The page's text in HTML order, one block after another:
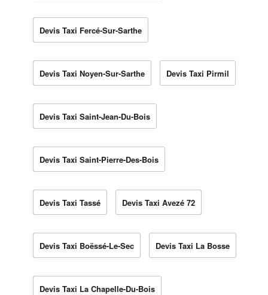
Devis Taxi Fercé-Sur-Sarthe
Devis Taxi Noyen-Sur-Sarthe Devis Taxi Pirmil
Devis Taxi Saint-Jean-Du-Bois
Devis Taxi Saint-Pierre-Des-Bois
Devis Taxi Tassé Devis Taxi Avezé 72
Devis Taxi Boëssé-Le-Sec Devis Taxi La Bosse
Devis Taxi La Chapelle-Du-Bois